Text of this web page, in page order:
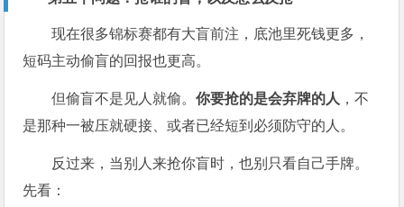
现在很多锦标赛都有大盲前注，底池里死钱更多，
短码主动偷盲的回报也更高。
但偷盲不是见人就偷。你要抢的是会弃牌的人 ，不
是那种一被压就硬接、或者已经短到必须防守的人。
反过来，当别人来抢你盲时，也别只看自己手牌。
先看：